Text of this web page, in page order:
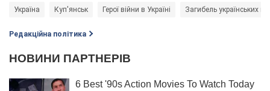
Україна Куп'янськ Герої війни в Україні Загибель українських
Редакційна політика